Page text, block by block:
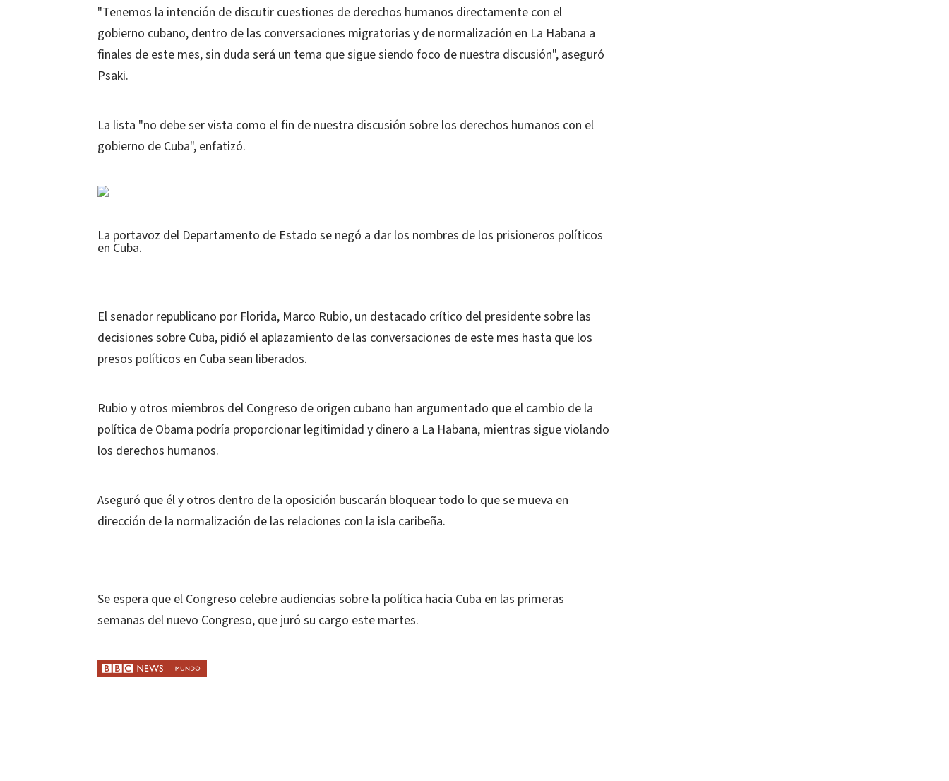
"Tenemos la intención de discutir cuestiones de derechos humanos directamente con el
gobierno cubano, dentro de las conversaciones migratorias y de normalización en La Habana a
finales de este mes, sin duda será un tema que sigue siendo foco de nuestra discusión", aseguró
Psaki.
La lista "no debe ser vista como el fin de nuestra discusión sobre los derechos humanos con el
gobierno de Cuba", enfatizó.
La portavoz del Departamento de Estado se negó a dar los nombres de los prisioneros políticos
en Cuba.
El senador republicano por Florida, Marco Rubio, un destacado crítico del presidente sobre las
decisiones sobre Cuba, pidió el aplazamiento de las conversaciones de este mes hasta que los
presos políticos en Cuba sean liberados.
Rubio y otros miembros del Congreso de origen cubano han argumentado que el cambio de la
política de Obama podría proporcionar legitimidad y dinero a La Habana, mientras sigue violando
los derechos humanos.
Aseguró que él y otros dentro de la oposición buscarán bloquear todo lo que se mueva en
dirección de la normalización de las relaciones con la isla caribeña.
Se espera que el Congreso celebre audiencias sobre la política hacia Cuba en las primeras
semanas del nuevo Congreso, que juró su cargo este martes.